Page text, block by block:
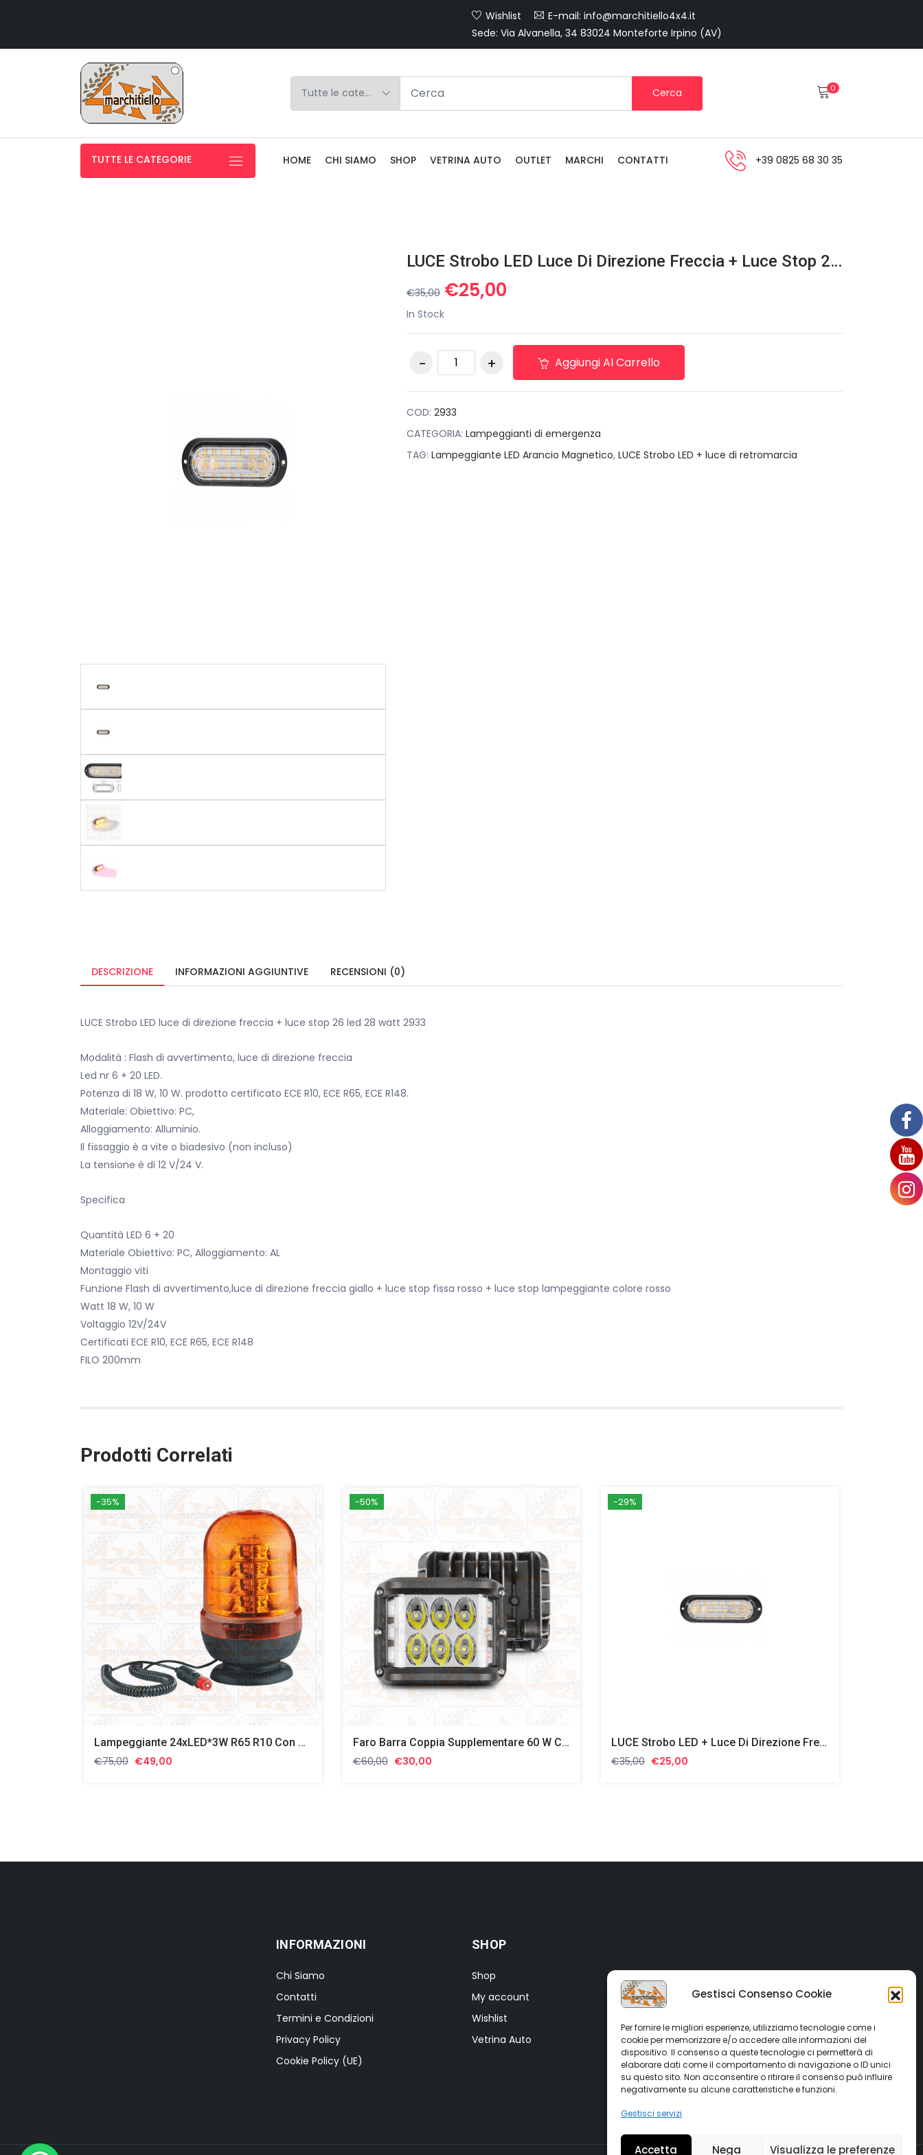
Gestisci Consenso Cookie
Per fornire le migliori esperienze, utilizziamo tecnologie come i
cookie per memorizzare e/o accedere alle informazioni del
dispositivo. Il consenso a queste tecnologie ci permetterà di
elaborare dati come il comportamento di navigazione o ID unici
su questo sito. Non acconsentire o ritirare il consenso può influire
negativamente su alcune caratteristiche e funzioni.
Gestisci servizi
Accetta Nega Visualizza le preferenze
Wishlist
E-mail: info@marchitiello4x4.it
Sede: Via Alvanella, 34 83024 Monteforte Irpino (AV)
Cerca 0
TUTTE LE CATEGORIE HOME CHI SIAMO SHOP VETRINA AUTO OUTLET MARCHI CONTATTI +39 0825 68 30 35
LUCE Strobo LED Luce Di Direzione Freccia + Luce Stop 26 Led 28 Watt 2933
€35,00 Il
prezzo
originale
€35,00.
€25,00
è:
€25,00.
In Stock
LUCE Strobo LED luce
di direzione freccia
Aggiungi Al Carrello
COD: 2933
CATEGORIA: Lampeggianti di emergenza
TAG: Lampeggiante LED Arancio Magnetico, LUCE Strobo LED + luce di retromarcia
DESCRIZIONE INFORMAZIONI AGGIUNTIVE RECENSIONI (0)
LUCE Strobo LED luce di direzione freccia + luce stop 26 led 28 watt 2933
Modalità : Flash di avvertimento, luce di direzione freccia
Led nr 6 + 20 LED.
Potenza di 18 W, 10 W. prodotto certificato ECE R10, ECE R65, ECE R148.
Materiale: Obiettivo: PC,
Alloggiamento: Alluminio.
Il fissaggio è a vite o biadesivo (non incluso)
La tensione è di 12 V/24 V.
Specifica
Quantità LED 6 + 20
Materiale Obiettivo: PC, Alloggiamento: AL
Montaggio viti
Funzione Flash di avvertimento,luce di direzione freccia giallo + luce stop fissa rosso + luce stop lampeggiante colore rosso
Watt 18 W, 10 W
Voltaggio 12V/24V
Certificati ECE R10, ECE R65, ECE R148
FILO 200mm
Prodotti Correlati
-35%
Lampeggiante 24xLED*3W R65 R10 Con Magnete 2951
€75,00 Il€49,00
-50%
Faro Barra Coppia Supplementare 60 W Con Luce Strobo Blu + Rosso
€60,00 Il€30,00Il
-29%
LUCE Strobo LED + Luce Di Direzione Freccia 26 Led 28 Watt 2934
€35,00 Il
€25,00
INFORMAZIONI
Chi Siamo
Contatti
Termini e Condizioni
Privacy Policy
Cookie Policy (UE)
SHOP
Shop
My account
Wishlist
Vetrina Auto